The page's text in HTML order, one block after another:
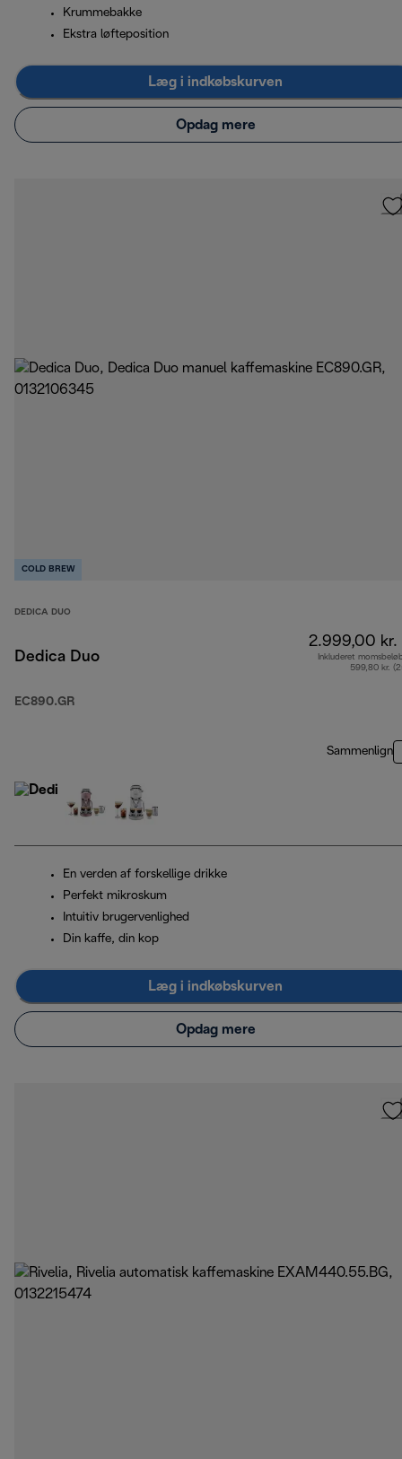
Krummebakke
Ekstra løfteposition
Læg i indkøbskurven
Opdag mere
COLD BREW
DEDICA DUO
Dedica Duo
EC890.GR
2.999,00 kr.
Inkluderet
599,80 kr.
Sammenlign
En verden af forskellige drikke
Perfekt mikroskum
Intuitiv brugervenlighed
Din kaffe, din kop
Læg i indkøbskurven
Opdag mere